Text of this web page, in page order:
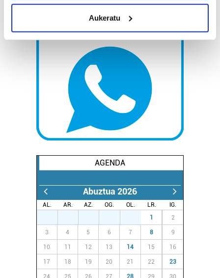
meters
Identify your device by actively scanning it for
specific characteristics (fingerprinting)
Find out more about how your personal data is processed
and set your preferences in the
details section
Guk eta gure bazkideek zure datu pertsonalak
prozesatzen ditugu, zure IP zenbakia, besteak beste,
teknologia erabiliz, cookieak adibidez, iragarki eta eduki
pertsonalizatuak eskaintzeko, iragarkiak eta edukia
neurtzeko, jendeari buruzko informazioa biltzeko eta
produktuak garatzeko. Zure datuak nork eta zertarako
interes komertzial legitimoetan babesten dira. Ikusi gure
bazkideen zerrenda, beren ustez zein helburutarako
duten interes legitimoa eta horren aurka nola egin
Lortu zure datu pertsonalak prozesatzeko moduari
buruzko informazio gehiago eta ezarri zure lehentasunak
datuen atalean. Edozein unetan alda edo ken dezakezu
Aukeratu
AGENDA
Abuztua 2026
AL. AR. AZ. OG. OL. LR.
IG.
1 2
3 4 5 6 7 8 9
10 11 12 13 14 15 16
17 18 19 20 21 22 23
24 25 26 27 28 29 30